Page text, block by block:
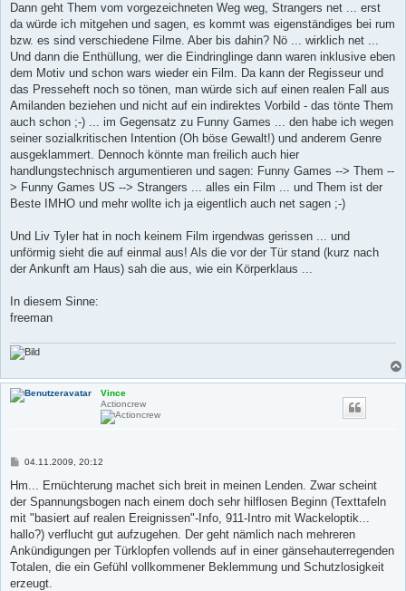
Dann geht Them vom vorgezeichneten Weg weg, Strangers net ... erst
da würde ich mitgehen und sagen, es kommt was eigenständiges bei rum
bzw. es sind verschiedene Filme. Aber bis dahin? Nö ... wirklich net ...
Und dann die Enthüllung, wer die Eindringlinge dann waren inklusive eben
dem Motiv und schon wars wieder ein Film. Da kann der Regisseur und
das Presseheft noch so tönen, man würde sich auf einen realen Fall aus
Amilanden beziehen und nicht auf ein indirektes Vorbild - das tönte Them
auch schon ;-) ... im Gegensatz zu Funny Games ... den habe ich wegen
seiner sozialkritischen Intention (Oh böse Gewalt!) und anderem Genre
ausgeklammert. Dennoch könnte man freilich auch hier
handlungstechnisch argumentieren und sagen: Funny Games --> Them --
> Funny Games US --> Strangers ... alles ein Film ... und Them ist der
Beste IMHO und mehr wollte ich ja eigentlich auch net sagen ;-)
Und Liv Tyler hat in noch keinem Film irgendwas gerissen ... und
unförmig sieht die auf einmal aus! Als die vor der Tür stand (kurz nach
der Ankunft am Haus) sah die aus, wie ein Körperklaus ...
In diesem Sinne:
freeman
Vince
Actioncrew
B
i
r
a
04.11.2009, 20:12
Hm... Ernüchterung machet sich breit in meinen Lenden. Zwar scheint
der Spannungsbogen nach einem doch sehr hilflosen Beginn (Texttafeln
mit "basiert auf realen Ereignissen"-Info, 911-Intro mit Wackeloptik...
hallo?) verflucht gut aufzugehen. Der geht nämlich nach mehreren
Ankündigungen per Türklopfen vollends auf in einer gänsehauterregenden
Totalen, die ein Gefühl vollkommener Beklemmung und Schutzlosigkeit
erzeugt.